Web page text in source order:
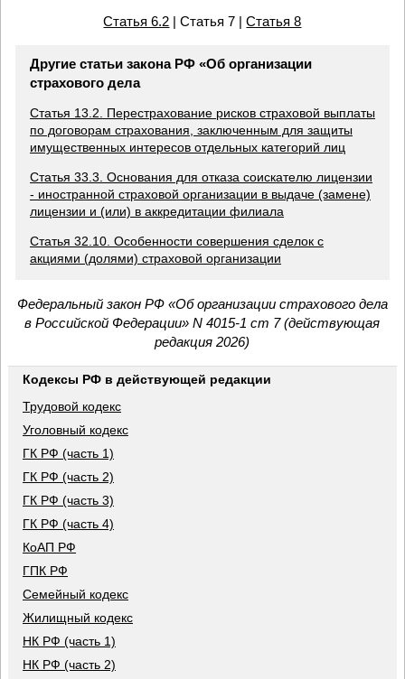
Статья 6.2 | Статья 7 |Статья 8
Другие статьи закона РФ «Об организации
страхового дела
Статья 13.2. Перестрахование рисков страховой выплаты
по договорам страхования, заключенным для защиты
имущественных интересов отдельных категорий лиц
Статья 33.3. Основания для отказа соискателю лицензии
- иностранной страховой организации в выдаче (замене)
лицензии и (или) в аккредитации филиала
Статья 32.10. Особенности совершения сделок с
акциями (долями) страховой организации
Федеральный закон РФ «Об организации страхового дела
в Российской Федерации» N 4015-1 ст 7 (действующая
редакция 2026)
Кодексы РФ в действующей редакции
Трудовой кодекс
Уголовный кодекс
ГК РФ (часть 1)
ГК РФ (часть 2)
ГК РФ (часть 3)
ГК РФ (часть 4)
КоАП РФ
ГПК РФ
Семейный кодекс
Жилищный кодекс
НК РФ (часть 1)
НК РФ (часть 2)